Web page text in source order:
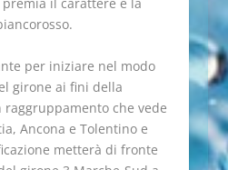
per iniziare nel modo
girone ai fini della
che vede
Ancona e Tolentino e
metterà di fronte